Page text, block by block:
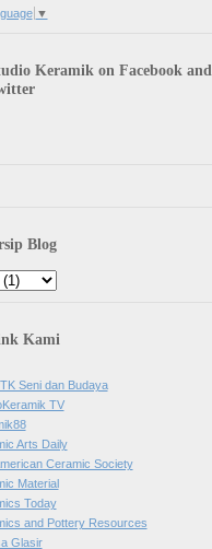
▼
Keramik on Facebook and
Blog
Kami
Seni dan Budaya
TV
Arts Daily
Ceramic Society
Material
Today
and Pottery Resources
Glasir